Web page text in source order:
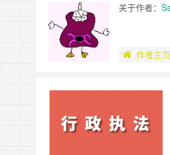
关于作者：
作者主页